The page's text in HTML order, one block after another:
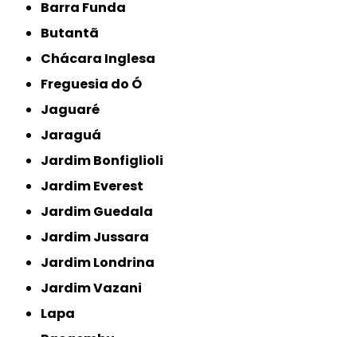
Barra Funda
Butantã
Chácara Inglesa
Freguesia do Ó
Jaguaré
Jaraguá
Jardim Bonfiglioli
Jardim Everest
Jardim Guedala
Jardim Jussara
Jardim Londrina
Jardim Vazani
Lapa